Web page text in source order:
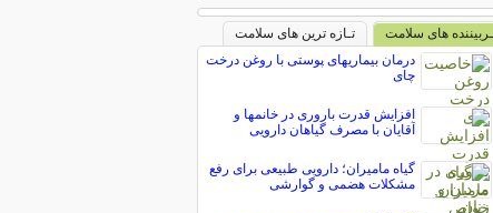
های سلامت
تـازه ترین های سلامت
درمان بیماریهای پوستی با روغن درخت
چای
افزایش قدرت باروری در خانمها و
آقایان با مصرف گیاهان دارویی
گیاه مامیران؛ دارویی طبیعی برای رفع
مشکلات هضمی و گوارشی